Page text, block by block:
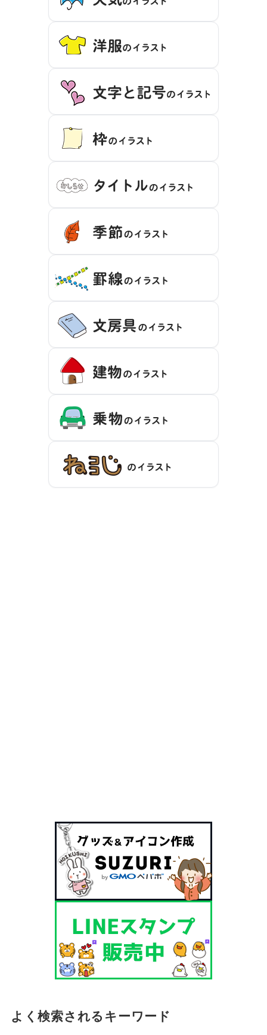
よく検索されるキーワード